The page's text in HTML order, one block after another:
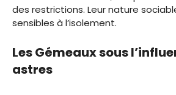
des restrictions. Leur nature
sensibles à l’isolement.
Les Gémeaux sous
astres